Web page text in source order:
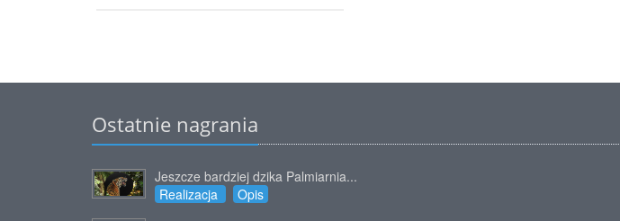
Ostatnie nagrania
Jeszcze bardziej dzika Palmiarnia...
Realizacja
Opis